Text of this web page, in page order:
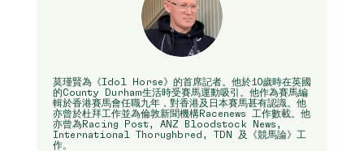
莫瑾賢為《Idol Horse》的首席記者。他於10歲時在英國
的County Durham生活時受賽馬運動吸引。他作為賽馬編
輯於香港賽馬會任職九年，對香港及日本賽馬甚有認識。他
亦曾於杜拜工作並為倫敦新聞機構Racenews 工作數載。他
亦曾為Racing Post, ANZ Bloodstock News,
International Thorughbred, TDN 及《競馬論》工
作。